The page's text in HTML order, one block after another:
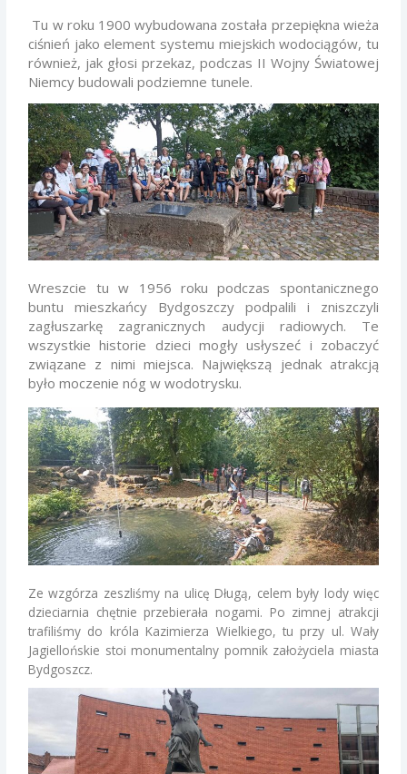
Tu w roku 1900 wybudowana została przepiękna wieża
ciśnień jako element systemu miejskich wodociągów, tu
również, jak głosi przekaz, podczas II Wojny Światowej
Niemcy budowali podziemne tunele.
Wreszcie tu w 1956 roku podczas spontanicznego
buntu mieszkańcy Bydgoszczy podpalili i zniszczyli
zagłuszarkę zagranicznych audycji radiowych. Te
wszystkie historie dzieci mogły usłyszeć i zobaczyć
związane z nimi miejsca. Największą jednak atrakcją
było moczenie nóg w wodotrysku.
Ze wzgórza zeszliśmy na ulicę Długą, celem były lody więc
dzieciarnia chętnie przebierała nogami. Po zimnej atrakcji
trafiliśmy do króla Kazimierza Wielkiego, tu przy ul. Wały
Jagiellońskie stoi monumentalny pomnik założyciela miasta
Bydgoszcz.